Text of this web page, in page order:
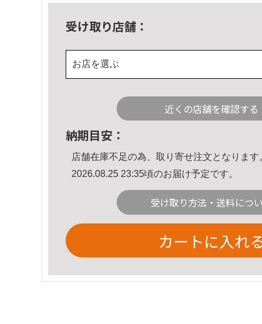
受け取り店舗：
お店を選ぶ
近くの店舗を確認する
納期目安：
店舗在庫不足の為、取り寄せ注文となります
2026.08.25 23:35頃のお届け予定です。
受け取り方法・送料につ
カートに入れ